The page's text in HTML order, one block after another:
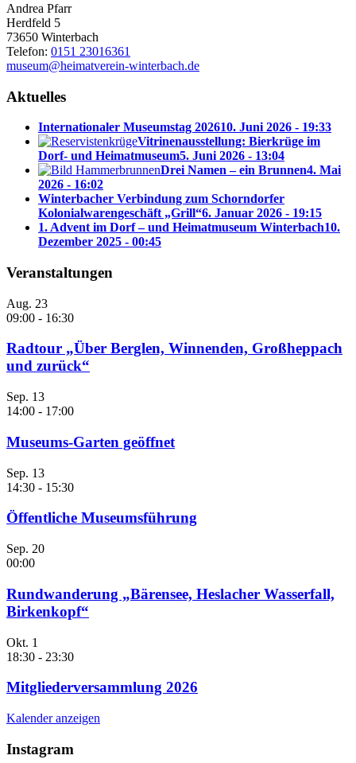
Andrea Pfarr
Herdfeld 5
73650 Winterbach
Telefon: 0151 23016361
museum@heimatverein-winterbach.de
Aktuelles
Internationaler Museumstag 202610. Juni 2026 - 19:33
Vitrinenausstellung: Bierkrüge im
Dorf- und Heimatmuseum5. Juni 2026 - 13:04
Drei Namen – ein Brunnen4. Mai
2026 - 16:02
Winterbacher Verbindung zum Schorndorfer
Kolonialwarengeschäft „Grill“6. Januar 2026 - 19:15
1. Advent im Dorf – und Heimatmuseum Winterbach10.
Dezember 2025 - 00:45
Veranstaltungen
Aug. 23
09:00 - 16:30
Radtour „Über Berglen, Winnenden, Großheppach
und zurück“
Sep. 13
14:00 - 17:00
Museums-Garten geöffnet
Sep. 13
14:30 - 15:30
Öffentliche Museumsführung
Sep. 20
00:00
Rundwanderung „Bärensee, Heslacher Wasserfall,
Birkenkopf“
Okt. 1
18:30 - 23:30
Mitgliederversammlung 2026
Kalender anzeigen
Instagram